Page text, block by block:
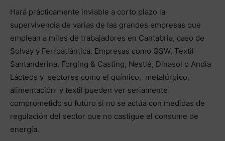
Hará prácticamente inviable a corto plazo la
supervivencia de varias de las grandes empresas que
emplean a miles de trabajadores en Cantabria, caso de
Solvay y Ferroatlántica. Empresas como GSW, Textil
Santanderina, Forging & Casting, Nestlé, Dinasol o Andia
Lácteos y sectores como el químico, metalúrgico,
alimentación y textil pueden ver seriamente
comprometido su futuro si no se actúa con medidas de
regulación del sector que no castigue el consume de
energía.